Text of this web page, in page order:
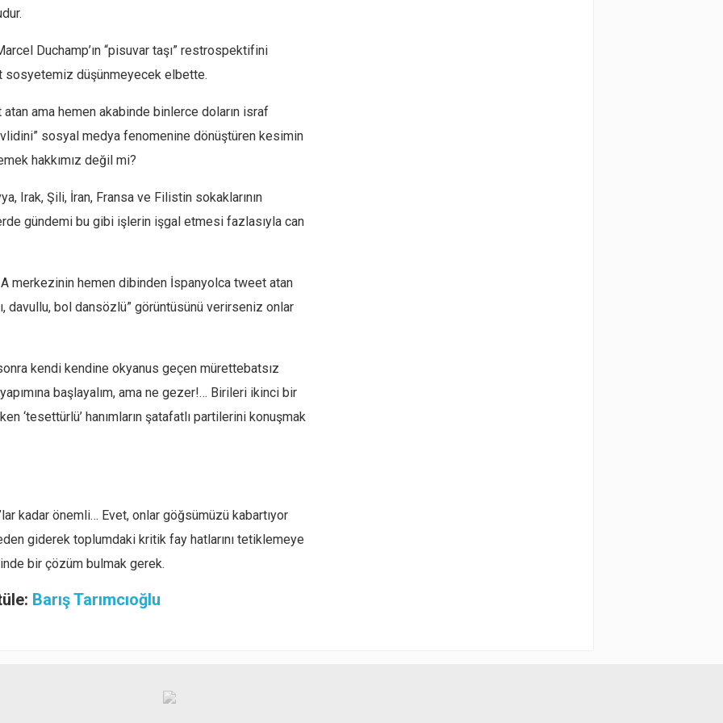
Duchamp’ın “pisuvar taşı” restrospektifini
sosyetemiz düşünmeyecek elbette.
ama hemen akabinde binlerce doların israf
sosyal medya fenomenine dönüştüren kesimin
hakkımız değil mi?
Irak, Şili, İran, Fransa ve Filistin sokaklarının
gündemi bu gibi işlerin işgal etmesi fazlasıyla can
merkezinin hemen dibinden İspanyolca tweet atan
davullu, bol dansözlü” görüntüsünü verirseniz onlar
kendi kendine okyanus geçen mürettebatsız
başlayalım, ama ne gezer!… Birileri ikinci bir
‘tesettürlü’ hanımların şatafatlı partilerini konuşmak
kadar önemli… Evet, onlar göğsümüzü kabartıyor
giderek toplumdaki kritik fay hatlarını tetiklemeye
bir çözüm bulmak gerek.
Barış Tarımcıoğlu